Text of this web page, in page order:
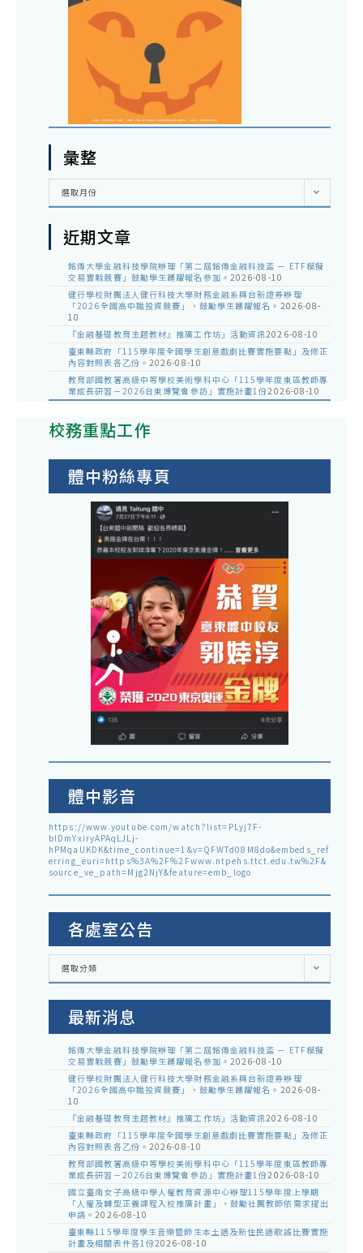
彙整
彙
選取月份
近期文章
銘傳大學金融科技學院辦理「第二屆銘傳金融科技盃 － ETF模擬
交易實戰競賽」鼓勵學生踴躍報名參加。 2026-08-10
健行學校財團法人健行科技大學財務金融系與台新證券辦理
「2026全國高中職投資競賽」，鼓勵學生踴躍報名。 2026-08-
10
『金融基礎教育主題教材』推廣工作坊」活動資訊2026-08-10
臺東縣政府「115學年度全國學生創意戲劇比賽實施要點」及修正
內容對照表各乙份。 2026-08-10
教育部國教署高級中等學校美術學科中心「115學年度東區教師專
業成長研習－2026台東博覽會參訪」實施計畫1份2026-08-10
校務重點工作
體中粉絲專頁
體中影音
https://www.youtube.com/watch?list=PLyj7F-
blDmYxiryAPAqLJLj-
hPMqaUKDK&time_continue=1&v=QFWTd08M8do&embeds_ref
erring_euri=https%3A%2F%2Fwww.ntpehs.ttct.edu.tw%2F&
source_ve_path=Mjg2NjY&feature=emb_logo
各處室公告
各
室
選取分類
最新消息
銘傳大學金融科技學院辦理「第二屆銘傳金融科技盃 － ETF模擬
交易實戰競賽」鼓勵學生踴躍報名參加。 2026-08-10
健行學校財團法人健行科技大學財務金融系與台新證券辦理
「2026全國高中職投資競賽」，鼓勵學生踴躍報名。 2026-08-
10
『金融基礎教育主題教材』推廣工作坊」活動資訊2026-08-10
臺東縣政府「115學年度全國學生創意戲劇比賽實施要點」及修正
內容對照表各乙份。 2026-08-10
教育部國教署高級中等學校美術學科中心「115學年度東區教師專
業成長研習－2026台東博覽會參訪」實施計畫1份2026-08-10
國立臺南女子高級中學人權教育資源中心辦理115學年度上學期
「人權及轉型正義課程入校推廣計畫」，鼓勵社團教師依需求提出
申請。2026-08-10
臺東縣115學年度學生音樂暨師生本土語及新住民語歌謠比賽實施
計畫及相關表件各1份2026-08-10